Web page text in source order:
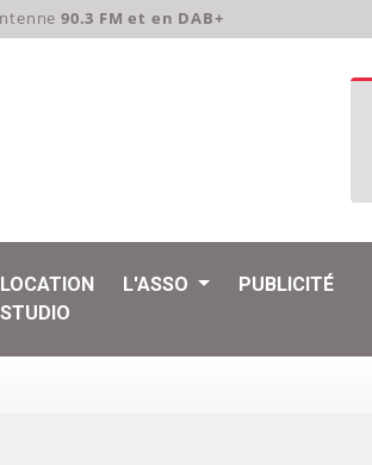
90.3 FM et en DAB+
LOCATION
STUDIO
L'ASSO PUBLICITÉ